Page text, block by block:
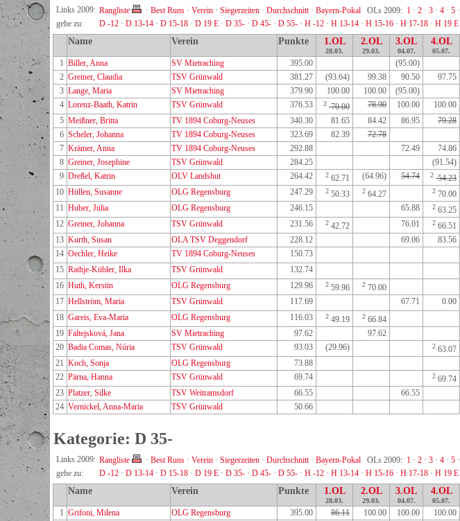
Links 2009: Rangliste · Best Runs · Verein · Siegerzeiten · Durchschnitt· Bayern-Pokal OLs 2009: 1 · 2 · 3 · 4 · 5 ·
gehe zu:
D -12 · D 13-14 · D 15-18 · D 19 E · D 35- · D 45- · D 55- · H -12 · H 13-14 · H 15-16 · H 17-18 · H 19 E
Name Verein Punkte 1.OL
28.03.
2.OL
29.03.
3.OL
04.07.
4.OL
05.07.
1 Biller, Anna SV Mietraching 395.00 (95.00)
2 Greiner, Claudia TSV Grünwald 381.27 (93.64) 99.38 90.50 97.75
3 Lange, Maria SV Mietraching 379.90 100.00 100.00 (95.00)
4 Lorenz-Baath, Katrin TSV Grünwald 376.53 2 70.00 78.90 100.00 100.00
5 Meißner, Britta TV 1894 Coburg-Neuses 340.30 81.65 84.42 86.95 79.28
6 Scheler, Johanna TV 1894 Coburg-Neuses 323.69 82.39 72.78
7 Krämer, Anna TV 1894 Coburg-Neuses 292.88 72.49 74.86
8 Greiner, Josephine TSV Grünwald 284.25 (91.54)
9 Dreßel, Katrin OLV Landshut 264.42 2 62.71 (64.96) 54.74 2 54.23
10 Hüllen, Susanne OLG Regensburg 247.29 2 50.33 2 64.27 2 70.00
11 Huber, Julia OLG Regensburg 246.15 65.88 2 63.25
12 Greiner, Johanna TSV Grünwald 231.56 2 42.72 76.01 2 66.51
13 Kurth, Susan OLA TSV Deggendorf 228.12 69.06 83.56
14 Oechler, Heike TV 1894 Coburg-Neuses 150.73
15 Rathje-Kübler, Ilka TSV Grünwald 132.74
16 Huth, Kerstin OLG Regensburg 129.96 2 59.96 2 70.00
17 Hellström, Maria TSV Grünwald 117.69 67.71 0.00
18 Gareis, Eva-Maria OLG Regensburg 116.03 2 49.19 2 66.84
19 Faltejsková, Jana SV Mietraching 97.62
97.62
20 Badia Comas, Núria TSV Grünwald 93.03 (29.96) 2 63.07
21 Koch, Sonja OLG Regensburg 73.88
22 Pärna, Hanna TSV Grünwald 69.74 2 69.74
23 Platzer, Silke TSV Weitramsdorf 66.55
66.55
24 Vernickel, Anna-Maria TSV Grünwald 50.66
Kategorie: D 35-
Links 2009: Rangliste · Best Runs · Verein · Siegerzeiten · Durchschnitt· Bayern-Pokal OLs 2009: 1 · 2 · 3 · 4 · 5 ·
gehe zu:
D -12 · D 13-14 · D 15-18 · D 19 E · D 35- · D 45- · D 55- · H -12 · H 13-14 · H 15-16 · H 17-18 · H 19 E
Name Verein Punkte 1.OL
28.03.
2.OL
29.03.
3.OL
04.07.
4.OL
05.07.
1 Grifoni, Milena OLG Regensburg 395.00 86.11 100.00 100.00 100.00